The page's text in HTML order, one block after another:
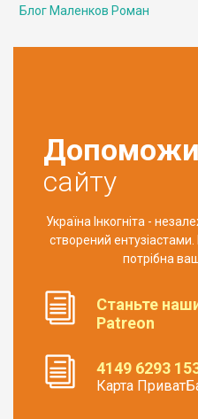
Блог Маленков Роман
Допоможи
сайту
Україна Інкогніта -
створений
потрібна
Станьте
Patreon
4149 6293
Карта